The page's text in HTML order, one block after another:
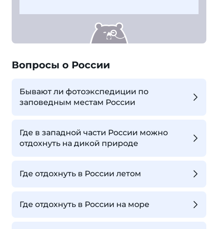
Вопросы о России
Бывают ли фотоэкспедиции по
заповедным местам России
Где в западной части России можно
отдохнуть на дикой природе
Где отдохнуть в России летом
Где отдохнуть в России на море